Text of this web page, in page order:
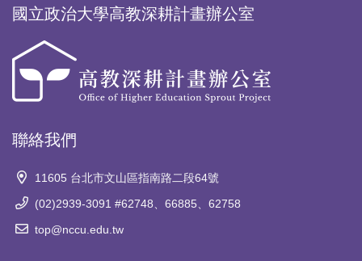
國立政治大學高教深耕計畫辦公室
聯絡我們
11605 台北市文山區指南路二段64號
(02)2939-3091 #62748、66885、62758
top@nccu.edu.tw